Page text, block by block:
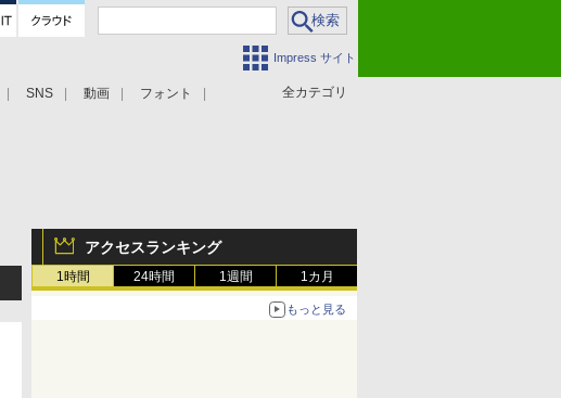
Impress サイト
全カテゴリ
SNS 動画 フォント
アクセスランキング
1時間 24時間 1週間 1カ月
もっと見る